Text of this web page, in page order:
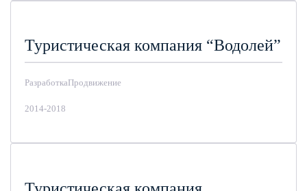
Туристическая компания “Водолей”
РазработкаПродвижение
2014-2018